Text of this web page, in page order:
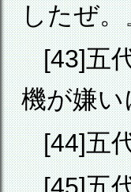
したぜ。
[43]五
機が嫌
[44]五